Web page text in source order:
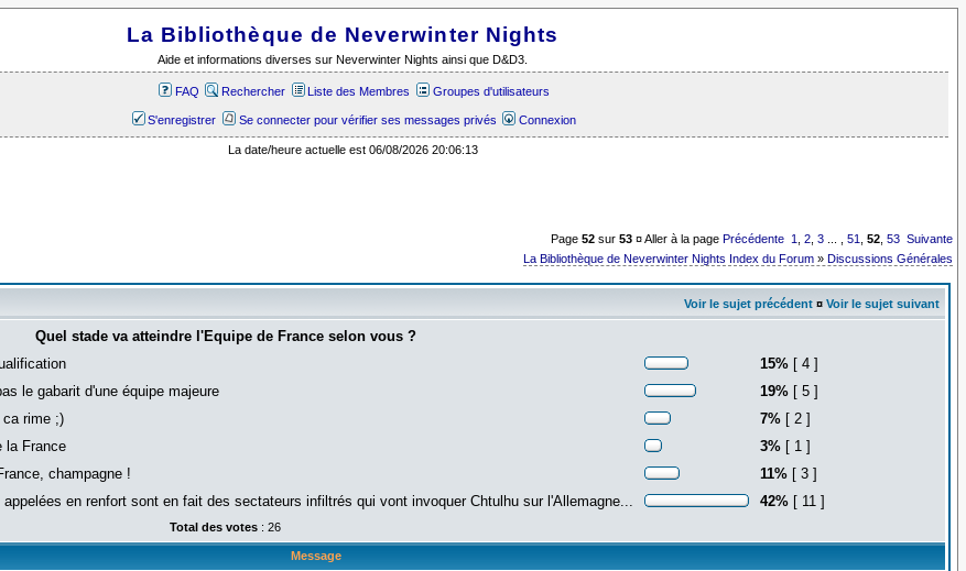
La Bibliothèque de Neverwinter Nights
Aide et informations diverses sur Neverwinter Nights ainsi que D&D3.
FAQ Rechercher Liste des Membres Groupes d'utilisateurs
S'enregistrer Se connecter pour vérifier ses messages privés Connexion
La date/heure actuelle est 06/08/2026 20:06:13
Page52 sur53 ¤ Aller à la page Précédente 1 ,2 ,3 ... ,51 ,52 ,53 Suivante
La Bibliothèque de Neverwinter Nights Index du Forum »Discussions Générales
Voir le sujet précédent¤ Voir le sujet suivant
Quel stade va atteindre l'Equipe de France selon vous ?
15%[ 4 ]
le gabarit d'une équipe majeure
19%[ 5 ]
rime ;)
7%[ 2 ]
la France
3%[ 1 ]
champagne !
11%[ 3 ]
en renfort sont en fait des sectateurs infiltrés qui vont invoquer Chtulhu sur l'Allemagne...
42%[ 11 ]
Total des votes : 26
Message